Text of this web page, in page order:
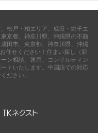
松戸・柏エリア、成田・銚子エ
京都、神奈川県、沖縄県の不動
田市、東京都、神奈川県、沖縄
任せください！住まい探し（新
ン相談、運用、コンサルティン
トいたします。中国語での対応
ださい。